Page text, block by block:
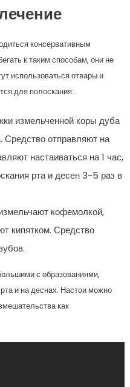
консервативным
к таким способам, они не
использоваться отвары и
для полоскания:
измельченной коры дуба
Средство отправляют на
настаиваться на 1 час,
рта и десен 3-5 раз в
кофемолкой,
кипятком. Средство
с образованиями,
и на деснах. Настои можно
как